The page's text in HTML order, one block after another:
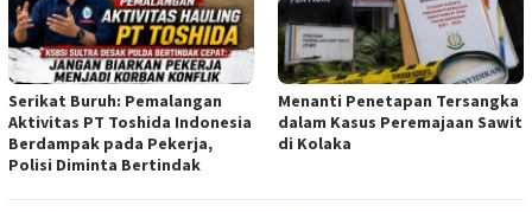
Serikat Buruh: Pemalangan
Aktivitas PT Toshida Indonesia
Berdampak pada Pekerja,
Polisi Diminta Bertindak
Menanti Penetapan Tersangka
dalam Kasus Peremajaan Sawit
di Kolaka